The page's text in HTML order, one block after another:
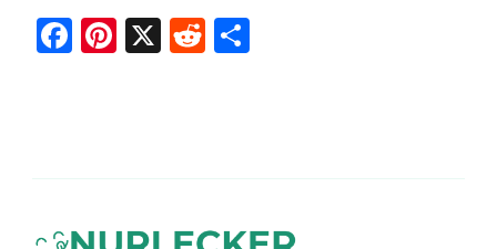
Facebook
Pinterest
X Reddit